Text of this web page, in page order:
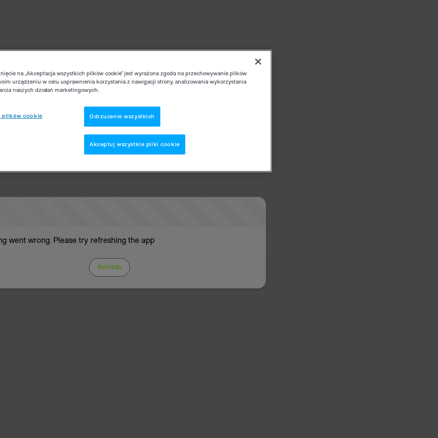
went wrong. Please try refreshing the app
Refresh
na „Akceptacja wszystkich plików cookie” jest wyrażona zgoda na przechowywanie plików
urządzeniu w celu usprawnienia korzystania z nawigacji strony, analizowania wykorzystania
naszych działań marketingowych.
plików cookie Odrzucenie wszystkich
Akceptuj wszystkie pliki cookie